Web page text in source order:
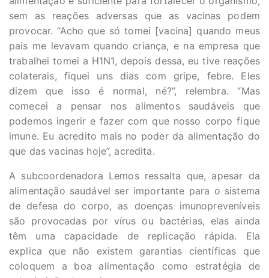
sem as reações adversas que as vacinas podem
provocar. “Acho que só tomei [vacina] quando meus
pais me levavam quando criança, e na empresa que
trabalhei tomei a H1N1, depois dessa, eu tive reações
colaterais, fiquei uns dias com gripe, febre. Eles
dizem que isso é normal, né?”, relembra. “Mas
comecei a pensar nos alimentos saudáveis que
podemos ingerir e fazer com que nosso corpo fique
imune. Eu acredito mais no poder da alimentação do
que das vacinas hoje”, acredita.
A subcoordenadora Lemos ressalta que, apesar da
alimentação saudável ser importante para o sistema
de defesa do corpo, as doenças imunopreveníveis
são provocadas por vírus ou bactérias, elas ainda
têm uma capacidade de replicação rápida. Ela
explica que não existem garantias científicas que
coloquem a boa alimentação como estratégia de